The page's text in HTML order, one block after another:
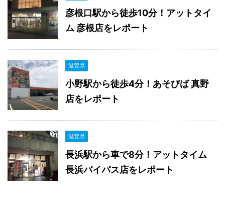
彦根口駅から徒歩10分！アットタイ
ム 彦根店をレポート
滋賀県
小野駅から徒歩4分！あそびば 真野
店をレポート
滋賀県
長浜駅から車で8分！アットタイム
長浜バイパス店をレポート